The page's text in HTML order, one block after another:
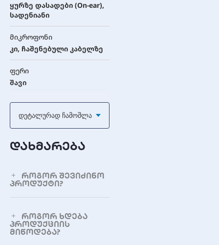
ყურზე დასადები (On-ear),
სადენიანი
მიკროფონი
კი, ჩაშენებული კაბელზე
ფერი
შავი
აუდიო მახასიათებლები
ყურსასმენის
მგრძნობელობა
106 ± 2 dB
მიკროფონის
მგრძნობელობა
-48 ± 3 dB
ყურსასმენის სიხშირული
დიაპაზონი
Დეტალურად Ჩამოშლა
დახმარება
როგორ შევიძინო
პროდუქტი?
როგორ ხდება
პროდუქციის
მიწოდება?